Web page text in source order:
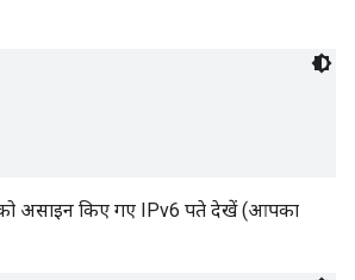
असाइन किए गए IPv6 पते देखें (आपका